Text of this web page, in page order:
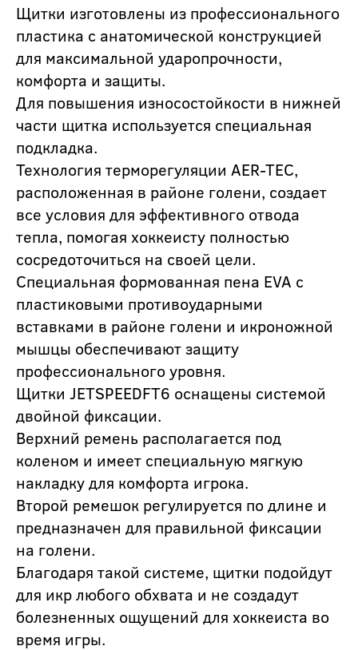
Щитки изготовлены из профессионального
пластика с анатомической конструкцией
для максимальной ударопрочности,
комфорта и защиты.
Для повышения износостойкости в нижней
части щитка используется специальная
подкладка.
Технология терморегуляции AER-TEC,
расположенная в районе голени, создает
все условия для эффективного отвода
тепла, помогая хоккеисту полностью
сосредоточиться на своей цели.
Специальная формованная пена EVA c
пластиковыми противоударными
вставками в районе голени и икроножной
мышцы обеспечивают защиту
профессионального уровня.
Щитки JETSPEEDFT6 оснащены системой
двойной фиксации.
Верхний ремень располагается под
коленом и имеет специальную мягкую
накладку для комфорта игрока.
Второй ремешок регулируется по длине и
предназначен для правильной фиксации
на голени.
Благодаря такой системе, щитки подойдут
для икр любого обхвата и не создадут
болезненных ощущений для хоккеиста во
время игры.